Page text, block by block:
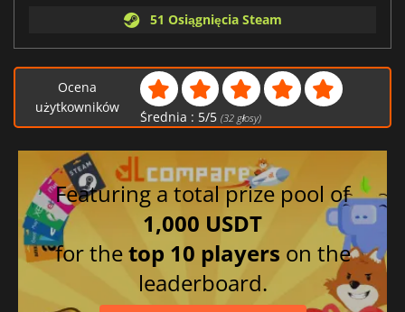
51 Osiągnięcia Steam
Ocena
użytkowników
Średnia : 5/5 (32głosy)
Featuring a total prize pool of
1,000 USDT
for thetop 10 players on the
leaderboard.